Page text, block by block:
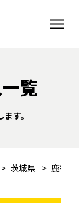
覧
す。
茨城県 鹿行